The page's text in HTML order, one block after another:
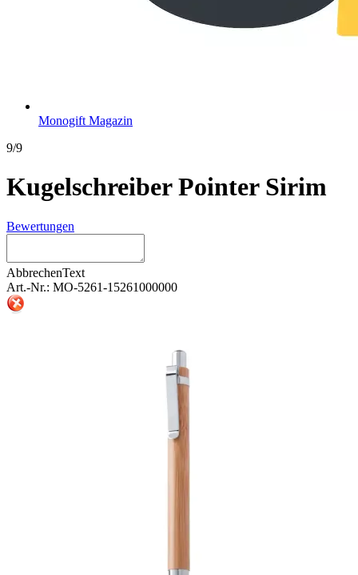
Monogift Magazin
9/9
Kugelschreiber Pointer Sirim
Bewertungen
AbbrechenText
Art.-Nr.: MO-5261-15261000000